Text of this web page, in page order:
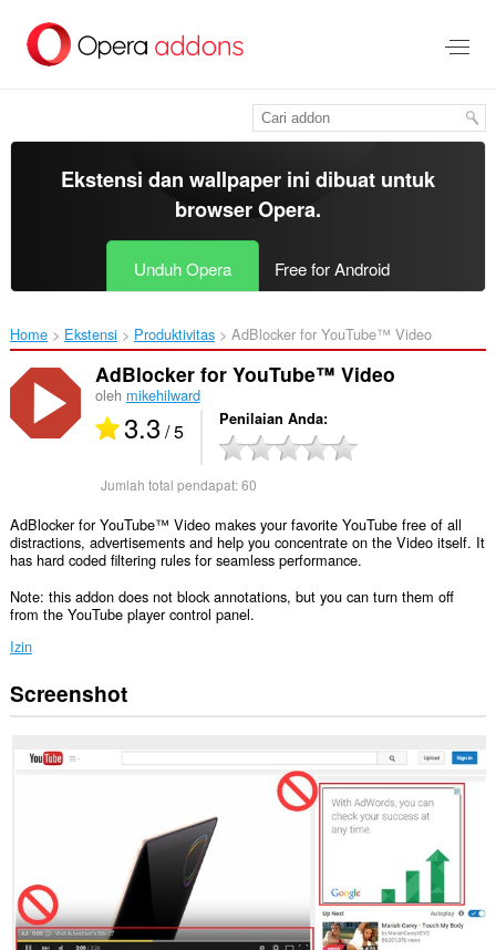
konten
Ekstensi dan wallpaper ini dibuat untuk
browser Opera.
Unduh Opera Free for Android
Home Ekstensi Produktivitas AdBlocker for YouTube™ Video‎
AdBlocker for YouTube™ Video
oleh mikehilward
3.3 / 5 Penilaian Anda
Jumlah total pendapat:60
AdBlocker for YouTube™ Video makes your favorite YouTube free of all
distractions, advertisements and help you concentrate on the Video itself. It
has hard coded filtering rules for seamless performance.
Note: this addon does not block annotations, but you can turn them off
from the YouTube player control panel.
Izin
Ekstensi
ini
mengakses
data
Screenshot